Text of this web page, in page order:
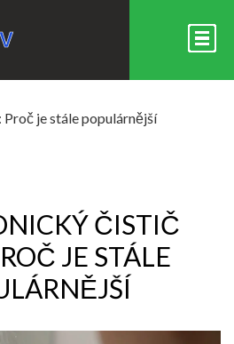
je stále populárnější
ČISTIČ
JE STÁLE